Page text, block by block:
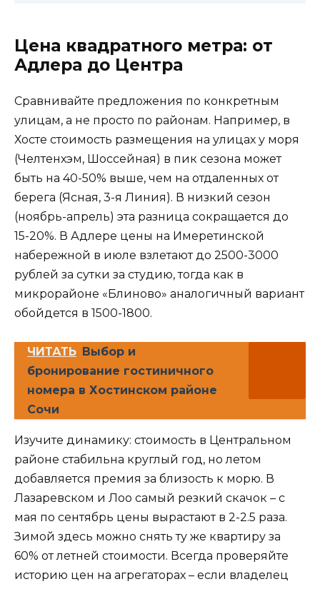
Цена квадратного метра: от
Адлера до Центра
Сравнивайте предложения по конкретным
улицам, а не просто по районам. Например, в
Хосте стоимость размещения на улицах у моря
(Челтенхэм, Шоссейная) в пик сезона может
быть на 40-50% выше, чем на отдаленных от
берега (Ясная, 3-я Линия). В низкий сезон
(ноябрь-апрель) эта разница сокращается до
15-20%. В Адлере цены на Имеретинской
набережной в июле взлетают до 2500-3000
рублей за сутки за студию, тогда как в
микрорайоне «Блиново» аналогичный вариант
обойдется в 1500-1800.
ЧИТАТЬ Выбор и
бронирование гостиничного
номера в Хостинском районе
Сочи
Изучите динамику: стоимость в Центральном
районе стабильна круглый год, но летом
добавляется премия за близость к морю. В
Лазаревском и Лоо самый резкий скачок – с
мая по сентябрь цены вырастают в 2-2.5 раза.
Зимой здесь можно снять ту же квартиру за
60% от летней стоимости. Всегда проверяйте
историю цен на агрегаторах – если владелец